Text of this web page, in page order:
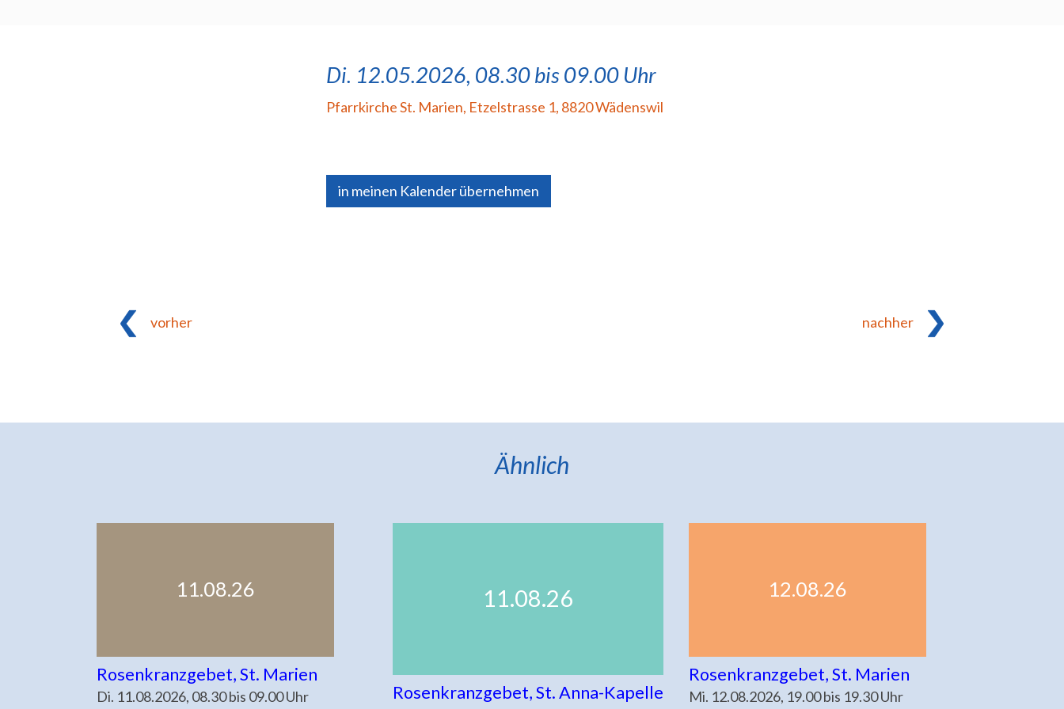
Di. 12.05.2026, 08.30 bis 09.00 Uhr
Pfarrkirche St. Marien, Etzelstrasse 1, 8820 Wädenswil
in meinen Kalender übernehmen
vorher nachher
Ähnlich
11.08.26
Rosenkranzgebet, St. Marien
Di. 11.08.2026, 08.30 bis 09.00 Uhr
11.08.26
Rosenkranzgebet, St. Anna-Kapelle
12.08.26
Rosenkranzgebet, St. Marien
Mi. 12.08.2026, 19.00 bis 19.30 Uhr